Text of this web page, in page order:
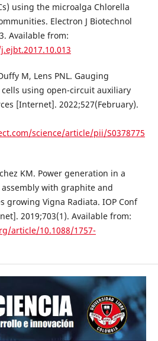
using the microalga Chlorella
Electron J Biotechnol
Available from:
M, Lens PNL. Gauging
using open-circuit auxiliary
[Internet]. 2022;527(February).
science/article/pii/S0378775
KM. Power generation in a
with graphite and
growing Vigna Radiata. IOP Conf
2019;703(1). Available from:
article/10.1088/1757-